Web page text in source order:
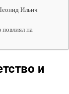
Ильич
на
и